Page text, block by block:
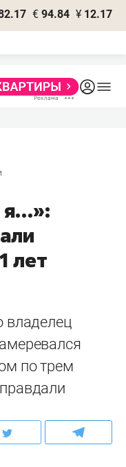
€ 94.84 ¥ 12.17
лет
владелец
по трем